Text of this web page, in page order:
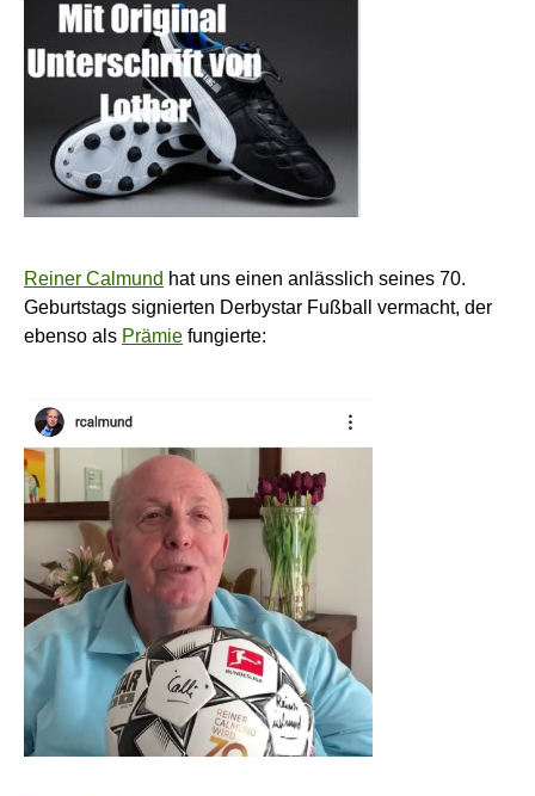
Reiner Calmund hat uns einen anlässlich seines 70.
Geburtstags signierten Derbystar Fußball vermacht, der
ebenso als Prämie fungierte: